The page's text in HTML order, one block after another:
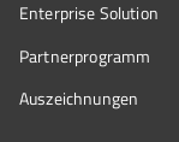
Enterprise Solution
Partnerprogramm
Auszeichnungen